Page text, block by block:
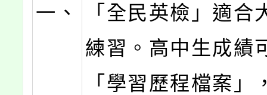
一、
「全民英檢」適合
練習。高中生成績
「學習歷程檔案」